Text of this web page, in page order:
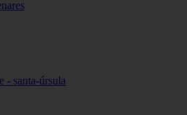
- santa-úrsula